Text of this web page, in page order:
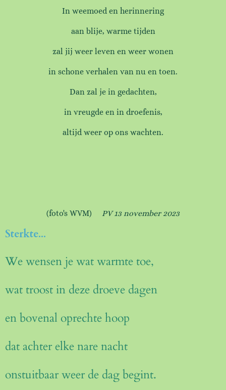
In weemoed en herinnering
aan blije, warme tijden
zal jij weer leven en weer wonen
in schone verhalen van nu en toen.
Dan zal je in gedachten,
in vreugde en in droefenis,
altijd weer op ons wachten.
(foto's WVM) PV 13 november 2023
Sterkte...
We wensen je wat warmte toe,
wat troost in deze droeve dagen
en bovenal oprechte hoop
dat achter elke nare nacht
onstuitbaar weer de dag begint.